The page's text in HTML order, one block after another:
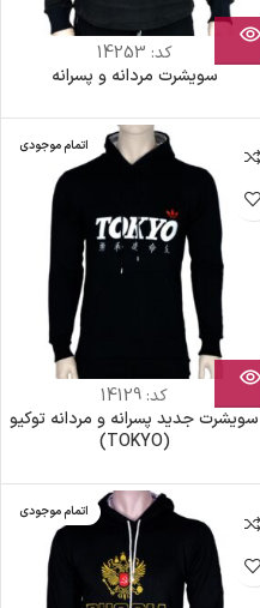
کد: 14253
سویشرت مردانه و پسرانه
اتمام موجودی
کد: 14129
سویشرت جدید پسرانه و مردانه توکیو
(TOKYO)
اتمام موجودی